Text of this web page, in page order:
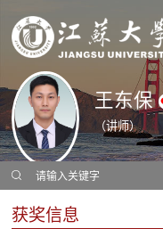
王东保
（讲师）
获奖信息